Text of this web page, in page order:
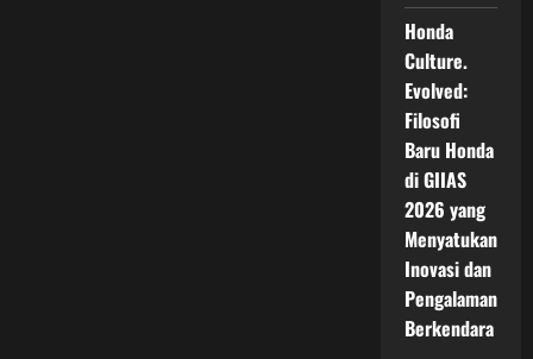
Honda
Culture.
Evolved:
Filosofi
Baru Honda
di GIIAS
2026 yang
Menyatukan
Inovasi dan
Pengalaman
Berkendara